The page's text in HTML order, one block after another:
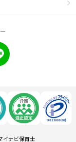
イナビ保育士